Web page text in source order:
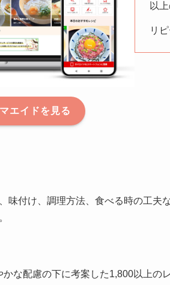
エイドを見る
以
リ
味付け、調理方法、食べる時の工夫
な配慮の下に考案した1,800以上の